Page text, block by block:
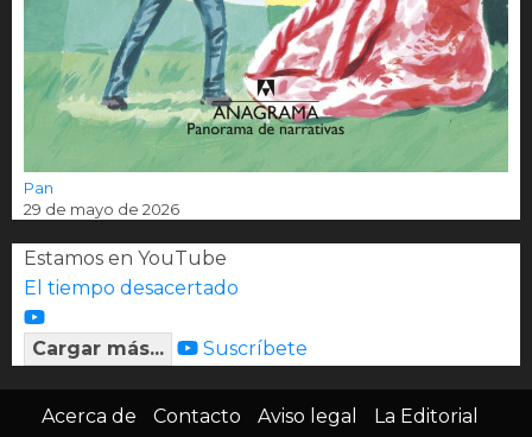
Pan
29 de mayo de 2026
Estamos en YouTube
El tiempo desacertado
Cargar más... Suscríbete
Acerca de Contacto Aviso legal La Editorial